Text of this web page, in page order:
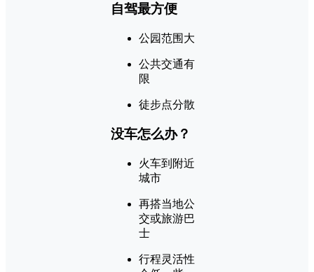
自驾最方便
公园范围大
公共交通有
限
徒步点分散
没车怎么办？
火车到附近
城市
再搭当地公
交或旅游巴
士
行程灵活性